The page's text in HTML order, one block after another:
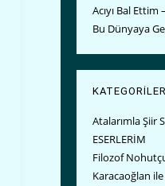
Acıyı Bal Ettim
Bu Dünyaya
Atalarımla Şiir
ESERLERİM
Filozof
Karacaoğlan